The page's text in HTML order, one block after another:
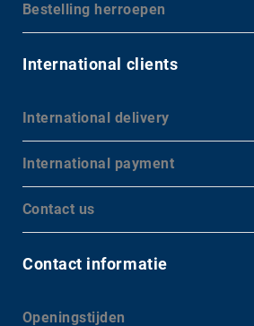
Bestelling herroepen
International clients
International delivery
International payment
Contact us
Contact informatie
Openingstijden